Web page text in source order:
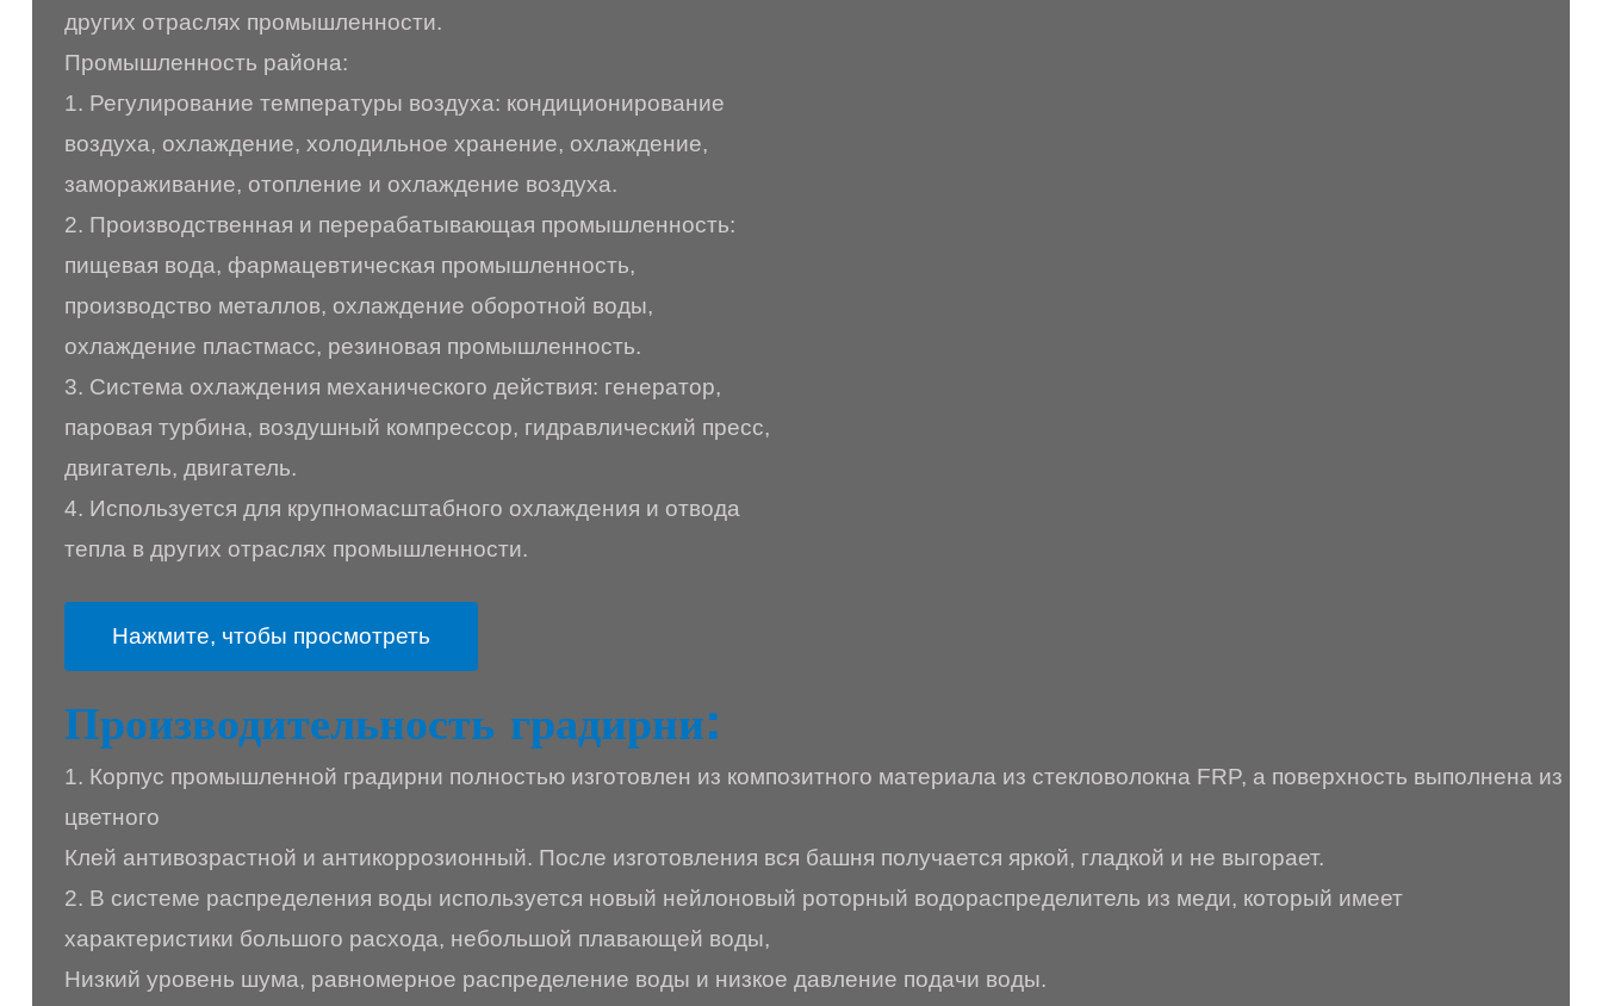
других отраслях промышленности.
Промышленность района:
1. Регулирование температуры воздуха: кондиционирование
воздуха, охлаждение, холодильное хранение, охлаждение,
замораживание, отопление и охлаждение воздуха.
2. Производственная и перерабатывающая промышленность:
пищевая вода, фармацевтическая промышленность,
производство металлов, охлаждение оборотной воды,
охлаждение пластмасс, резиновая промышленность.
3. Система охлаждения механического действия: генератор,
паровая турбина, воздушный компрессор, гидравлический пресс,
двигатель, двигатель.
4. Используется для крупномасштабного охлаждения и отвода
тепла в других отраслях промышленности.
Нажмите, чтобы просмотреть
Производительность градирни:
1. Корпус промышленной градирни полностью изготовлен из композитного материала из стекловолокна FRP, а поверхность выполнена из
цветного
Клей антивозрастной и антикоррозионный. После изготовления вся башня получается яркой, гладкой и не выгорает.
2. В системе распределения воды используется новый нейлоновый роторный водораспределитель из меди, который имеет
характеристики большого расхода, небольшой плавающей воды,
Низкий уровень шума, равномерное распределение воды и низкое давление подачи воды.